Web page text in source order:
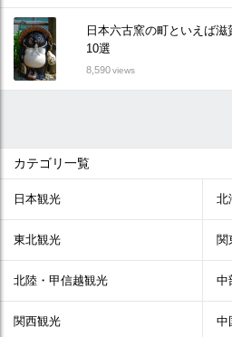
日本六古窯の町といえば
10選
8,590views
カテゴリ一覧
日本観光 北
東北観光 関
北陸・甲信越観光 中
関西観光 中